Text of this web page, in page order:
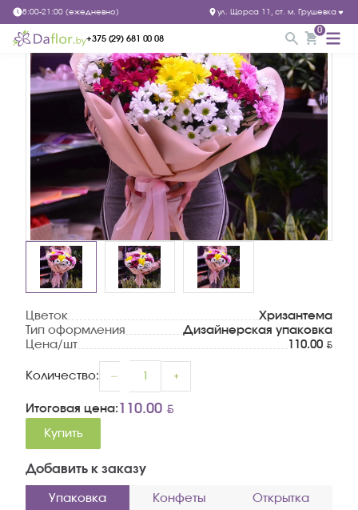
8:00-21:00 (ежедневно) ул. Щорса 11, ст. м. Грушевка
+375 (29) 681 00 08
0
Букет №691
Цветок
Хризантема
Тип оформления
Дизайнерская упаковка
Цена/шт
110.00 BYN
Количество:
Итоговая цена: 110.00 BYN
Купить
Добавить к заказу
Упаковка Конфеты Открытка